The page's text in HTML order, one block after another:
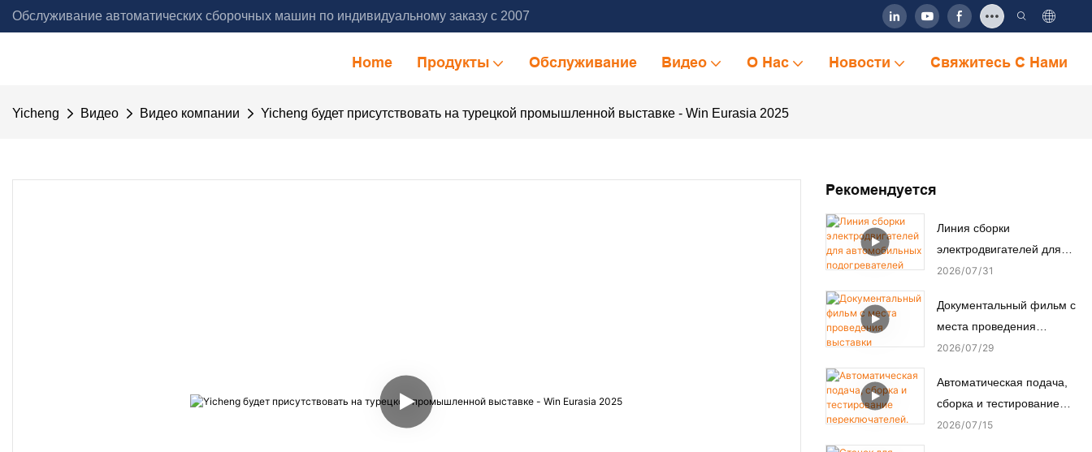
Обслуживание автоматических сборочных машин по индивидуальному заказу с 2007
Home Продукты Обслуживание Видео О Нас Новости Свяжитесь С Нами
Yicheng Видео Видео компании Yicheng будет присутствовать на турецкой промышленной выставке - Win Eurasia 2025
Рекомендуется
Линия сборки
электродвигателей для
автомобильных
2026 07 31
Документальный фильм с
места проведения
выставки Automation Expo
2026 07 29
Автоматическая подача,
сборка и тестирование
переключателей.
2026 07 15